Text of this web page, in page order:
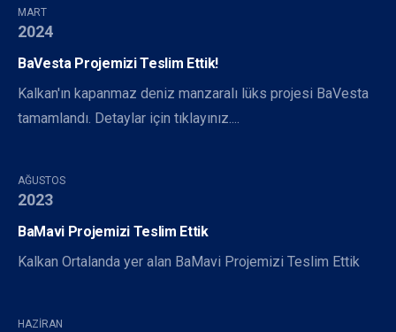
MART
2024
BaVesta Projemizi Teslim Ettik!
Kalkan'ın kapanmaz deniz manzaralı lüks projesi BaVesta
tamamlandı. Detaylar için tıklayınız....
AĞUSTOS
2023
BaMavi Projemizi Teslim Ettik
Kalkan Ortalanda yer alan BaMavi Projemizi Teslim Ettik
HAZIRAN